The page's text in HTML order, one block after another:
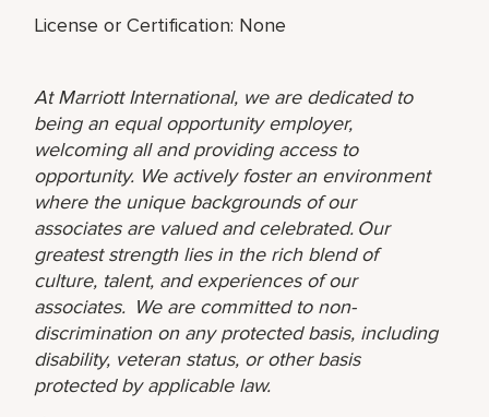
License or Certification: None
At Marriott International, we are dedicated to
being an equal opportunity employer,
welcoming all and providing access to
opportunity. We actively foster an environment
where the unique backgrounds of our
associates are valued and celebrated. Our
greatest strength lies in the rich blend of
culture, talent, and experiences of our
associates. We are committed to non-
discrimination on any protected basis, including
disability, veteran status, or other basis
protected by applicable law.